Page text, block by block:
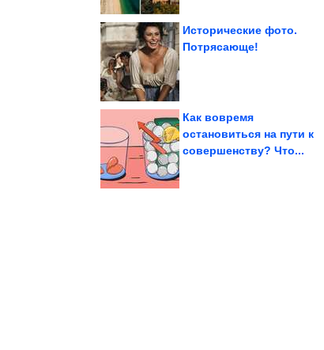
Дети древних жителей
Исторические фото.
Потрясающе!
недели
Как вовремя
остановиться на пути к
совершенству? Что...